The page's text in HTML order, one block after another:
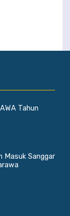
Tahun
Masuk Sanggar